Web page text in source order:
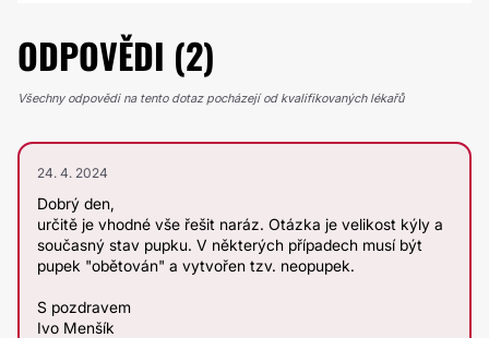
ODPOVĚDI (2)
Všechny odpovědi na tento dotaz pocházejí od kvalifikovaných lékařů
24. 4. 2024
Dobrý den,
určitě je vhodné vše řešit naráz. Otázka je velikost kýly a
současný stav pupku. V některých případech musí být
pupek "obětován" a vytvořen tzv. neopupek.
S pozdravem
Ivo Menšík